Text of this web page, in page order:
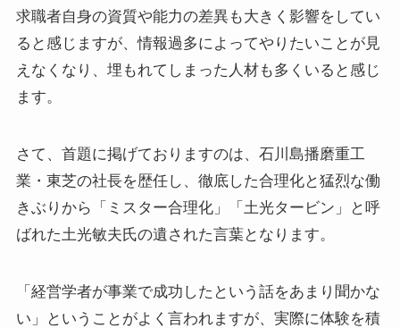
求職者自身の資質や能力の差異も大きく影響をしてい
ると感じますが、情報過多によってやりたいことが見
えなくなり、埋もれてしまった人材も多くいると感じ
ます。
さて、首題に掲げておりますのは、石川島播磨重工
業・東芝の社長を歴任し、徹底した合理化と猛烈な働
きぶりから「ミスター合理化」「土光タービン」と呼
ばれた土光敏夫氏の遺された言葉となります。
「経営学者が事業で成功したという話をあまり聞かな
い」ということがよく言われますが、実際に体験を積